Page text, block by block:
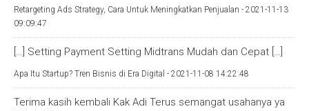
Retargeting Ads Strategy, Cara Untuk Meningkatkan Penjualan - 2021-11-13
09:09:47
[…] Setting Payment Setting Midtrans Mudah dan Cepat […]
Apa Itu Startup? Tren Bisnis di Era Digital - 2021-11-08 14:22:48
Terima kasih kembali Kak Adi Terus semangat usahanya ya